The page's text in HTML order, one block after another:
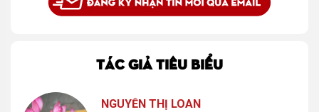
TÁC GIẢ TIÊU BIỂU
NGUYỄN THỊ LOAN